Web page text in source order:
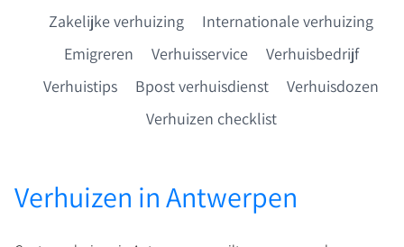
Zakelijke verhuizing
Internationale verhuizing
Emigreren
Verhuisservice
Verhuisbedrijf
Verhuistips
Bpost verhuisdienst
Verhuisdozen
Verhuizen checklist
Verhuizen in Antwerpen